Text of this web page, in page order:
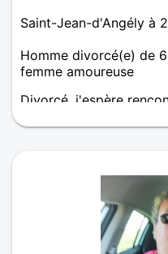
Saint-Jean-d'Angély à
Homme divorcé(e) de
femme amoureuse
Divorcé, j'espère
et envisager un avenir